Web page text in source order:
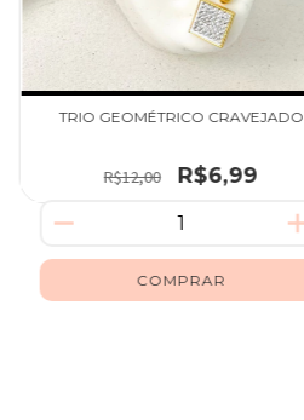
TRIO GEOMÉTRICO CRAVEJADO
R$12,00 R$6,99